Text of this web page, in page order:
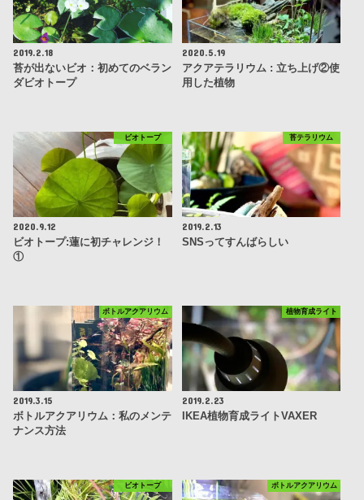
2019.2.18
苔が出ないビオ：初めてのベラン
ダビオトープ
2020.5.19
アクアテラリウム : 立ち上げ②使
用した植物
ビオトープ
2020.9.12
ビオトープ:蓮に初チャレンジ！
①
苔テラリウム
2019.2.13
SNSってすんばらしい
ボトルアクアリウム
2019.3.15
ボトルアクアリウム：私のメンテ
ナンス方法
植物育成ライト
2019.2.23
IKEA植物育成ライトVAXER
ビオトープ ボトルアクアリウム